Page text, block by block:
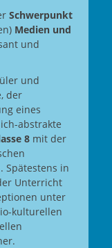
Schwerpunkt
Medien und
und
und
der
eines
abstrakte
8 mit der
Spätestens in
Unterricht
unter
kulturellen